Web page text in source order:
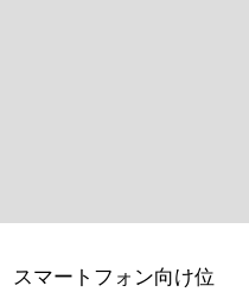
スマートフォン向け位